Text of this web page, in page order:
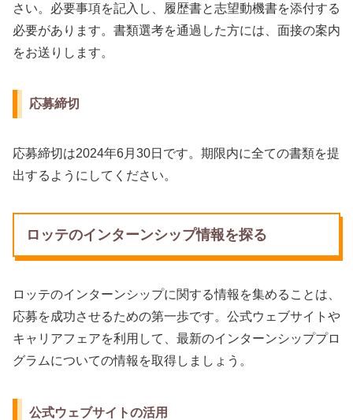
さい。必要事項を記入し、履歴書と志望動機書を添付する
必要があります。書類選考を通過した方には、面接の案内
をお送りします。
応募締切
応募締切は2024年6月30日です。期限内に全ての書類を提
出するようにしてください。
ロッテのインターンシップ情報を探る
ロッテのインターンシップに関する情報を集めることは、
応募を成功させるための第一歩です。公式ウェブサイトや
キャリアフェアを利用して、最新のインターンシッププロ
グラムについての情報を取得しましょう。
公式ウェブサイトの活用